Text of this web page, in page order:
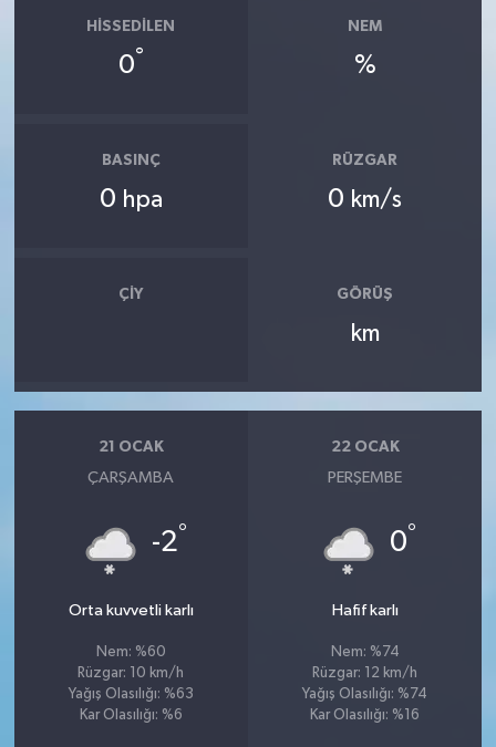
HISSEDILEN
0°
NEM
%
BASINÇ
0 hpa
RÜZGAR
0 km/s
ÇIY GÖRÜŞ
km
21 OCAK
ÇARŞAMBA
-2°
Orta kuvvetli karlı
Nem: %60
Rüzgar: 10 km/h
Yağış Olasılığı: %63
Kar Olasılığı: %6
22 OCAK
PERŞEMBE
0°
Hafif karlı
Nem: %74
Rüzgar: 12 km/h
Yağış Olasılığı: %74
Kar Olasılığı: %16